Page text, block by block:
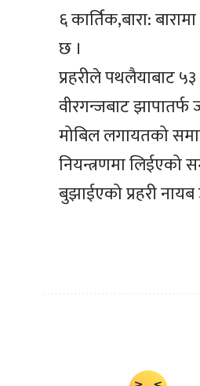
६ कार्तिक,बारा:
छ ।
प्रहरीले पथलैयाबाट
वीरगन्जबाट
मोबिल लगायतको
नियन्त्रणमा लिईएको
बुझाईएको प्रहरी